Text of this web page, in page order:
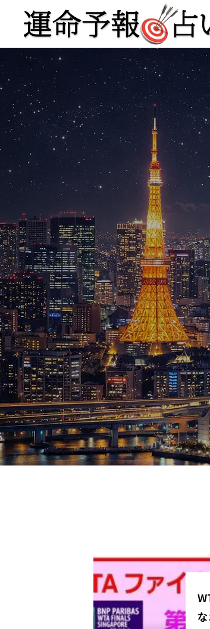
運命予報占い
運命予報占いとは
記事カテゴリー
ブログ
スポーツ
テニス四大大会・五
テニス四大大会・五輪
YouTube